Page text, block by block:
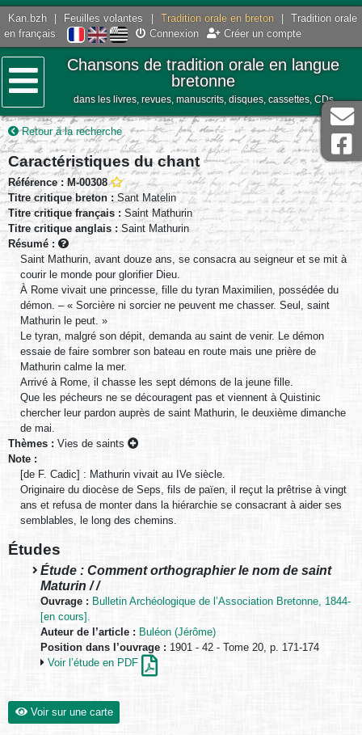
Kan.bzh Feuilles volantes Tradition orale en breton
Tradition orale
en français
Connexion Créer un compte
Menu
Chansons de tradition orale en langue
bretonne
dans les livres, revues, manuscrits, disques, cassettes, CDs
Retour à la recherche
Caractéristiques du chant
Référence : M-00308
Titre critique breton : Sant Matelin
Titre critique français : Saint Mathurin
Titre critique anglais : Saint Mathurin
Résumé :
Saint Mathurin, avant douze ans, se consacra au seigneur et se mit à
courir le monde pour glorifier Dieu.
À Rome vivait une princesse, fille du tyran Maximilien, possédée du
démon. – « Sorcière ni sorcier ne peuvent me chasser. Seul, saint
Mathurin le peut. »
Le tyran, malgré son dépit, demanda au saint de venir. Le démon
essaie de faire sombrer son bateau en route mais une prière de
Mathurin calme la mer.
Arrivé à Rome, il chasse les sept démons de la jeune fille.
Que les pécheurs ne se découragent pas et viennent à Quistinic
chercher leur pardon auprès de saint Mathurin, le deuxième dimanche
de mai.
Thèmes : Vies de saints
Note :
[de F. Cadic] : Mathurin vivait au IVe siècle.
Originaire du diocèse de Seps, fils de païen, il reçut la prêtrise à vingt
ans et refusa de monter dans la hiérarchie se consacrant à aider ses
semblables, le long des chemins.
Études
Étude : Comment orthographier le nom de saint
Maturin / /
Ouvrage : Bulletin Archéologique de l’Association Bretonne, 1844-
[en cours].
Auteur de l’article : Buléon (Jérôme)
Position dans l’ouvrage : 1901 - 42 - Tome 20, p. 171-174
Voir l’étude en PDF
Voir sur une carte